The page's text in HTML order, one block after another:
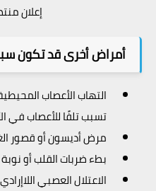
إعلان
أمراض أخرى قد تكون
التهاب الأعصاب
تسبب تلفًا للأعصاب في
مرض أديسون أو قصور
بطء ضربات القلب أو
الاعتلال العصبي